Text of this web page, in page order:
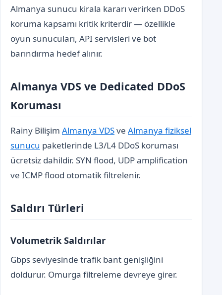
Almanya sunucu kirala kararı verirken DDoS
koruma kapsamı kritik kriterdir — özellikle
oyun sunucuları, API servisleri ve bot
barındırma hedef alınır.
Almanya VDS ve Dedicated DDoS
Koruması
Rainy Bilişim Almanya VDSve Almanya fiziksel
sunucu paketlerinde L3/L4 DDoS koruması
ücretsiz dahildir. SYN flood, UDP amplification
ve ICMP flood otomatik filtrelenir.
Saldırı Türleri
Volumetrik Saldırılar
Gbps seviyesinde trafik bant genişliğini
doldurur. Omurga filtreleme devreye girer.